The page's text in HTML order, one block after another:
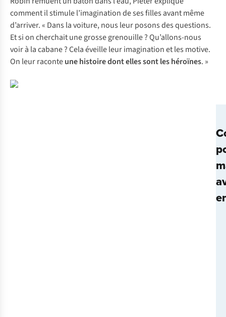
comment il stimule l’imagination de ses filles avant même
d’arriver. « Dans la voiture, nous leur posons des questions.
Et si on cherchait une grosse grenouille ? Qu’allons-nous
voir à la cabane ? Cela éveille leur imagination et les motive.
On leur raconteune histoire dont elles sont les héroïnes. »